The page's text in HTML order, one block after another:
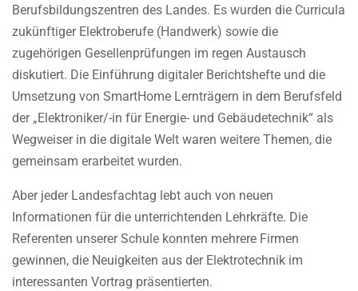
Berufsbildungszentren des Landes. Es wurden die Curricula
zukünftiger Elektroberufe (Handwerk) sowie die
zugehörigen Gesellenprüfungen im regen Austausch
diskutiert. Die Einführung digitaler Berichtshefte und die
Umsetzung von SmartHome Lernträgern in dem Berufsfeld
der „Elektroniker/-in für Energie- und Gebäudetechnik“ als
Wegweiser in die digitale Welt waren weitere Themen, die
gemeinsam erarbeitet wurden.
Aber jeder Landesfachtag lebt auch von neuen
Informationen für die unterrichtenden Lehrkräfte. Die
Referenten unserer Schule konnten mehrere Firmen
gewinnen, die Neuigkeiten aus der Elektrotechnik im
interessanten Vortrag präsentierten.